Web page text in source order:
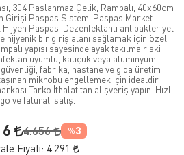
304 Paslanmaz Çelik, Rampalı, 40x60cm
Girişi Paspas Sistemi Paspas Market
Paspası Dezenfektanlı antibakteriyel
hijyenik bir giriş alanı sağlamak için özel
yapısı sayesinde ayak takılma riski
uyumlu, kauçuk veya aluminyum
fabrika, hastane ve gıda üretim
mikrobu engellemek için idealdir.
Tarko İthalat'tan alışveriş yapın. Hızlı
ve faturalı satış.
4.656 %3
Fiyatı: 4.291